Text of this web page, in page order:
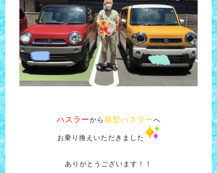
ハスラーから 新型ハスラーへ
お乗り換えいただきました
ありがとうございます！！